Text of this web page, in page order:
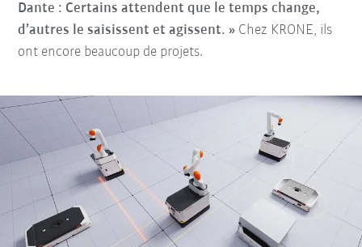
Dante : Certains attendent que le temps change,
d’autres le saisissent et agissent. » Chez KRONE, ils
ont encore beaucoup de projets.